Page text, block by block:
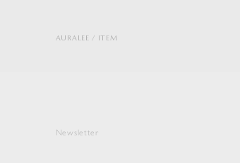
AURALEE ITEM
Newsletter